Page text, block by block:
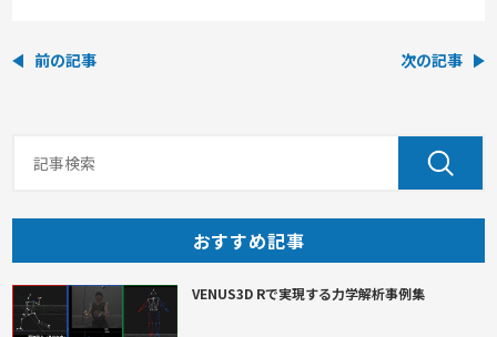
前の記事 次の記事
おすすめ記事
VENUS3D Rで実現する力学解析事例集